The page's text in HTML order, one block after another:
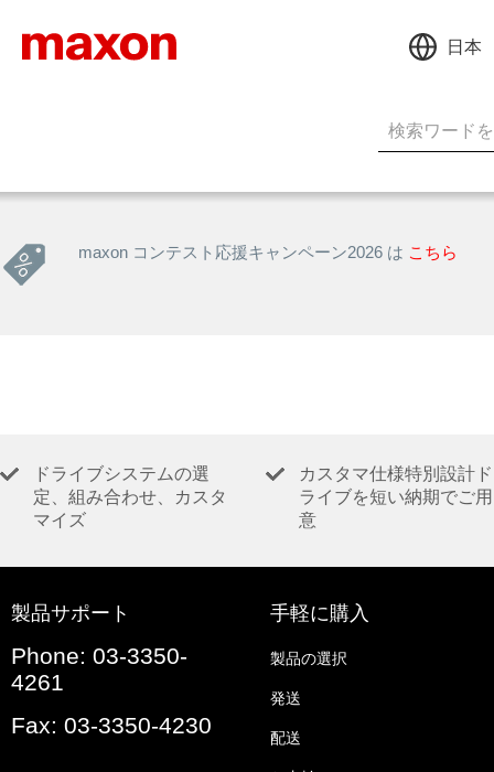
日本
maxon コンテスト応援キャンペーン2026 は こちら
ドライブシステムの選
定、組み合わせ、カスタ
マイズ
カスタマ仕様特別設計ド
ライブを短い納期でご用
意
製品サポート
Phone: 03-3350-
4261
Fax: 03-3350-4230
手軽に購入
製品の選択
発送
配送